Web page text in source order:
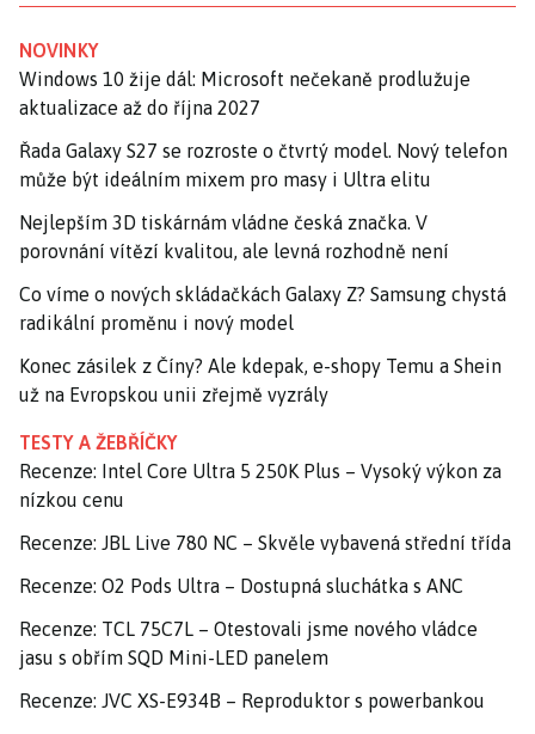
NOVINKY
Windows 10 žije dál: Microsoft nečekaně prodlužuje
aktualizace až do října 2027
Řada Galaxy S27 se rozroste o čtvrtý model. Nový telefon
může být ideálním mixem pro masy i Ultra elitu
Nejlepším 3D tiskárnám vládne česká značka. V
porovnání vítězí kvalitou, ale levná rozhodně není
Co víme o nových skládačkách Galaxy Z? Samsung chystá
radikální proměnu i nový model
Konec zásilek z Číny? Ale kdepak, e-shopy Temu a Shein
už na Evropskou unii zřejmě vyzrály
TESTY A ŽEBŘÍČKY
Recenze: Intel Core Ultra 5 250K Plus – Vysoký výkon za
nízkou cenu
Recenze: JBL Live 780 NC – Skvěle vybavená střední třída
Recenze: O2 Pods Ultra – Dostupná sluchátka s ANC
Recenze: TCL 75C7L – Otestovali jsme nového vládce
jasu s obřím SQD Mini-LED panelem
Recenze: JVC XS-E934B – Reproduktor s powerbankou